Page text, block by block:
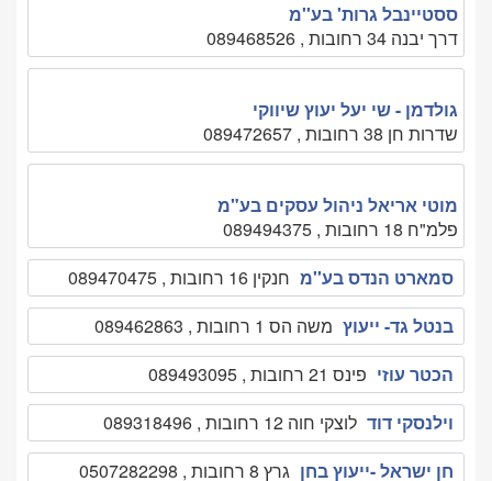
ססטיינבל גרות' בע''מ
דרך יבנה 34 רחובות , 089468526
גולדמן - שי יעל יעוץ שיווקי
שדרות חן 38 רחובות , 089472657
מוטי אריאל ניהול עסקים בע"מ
פלמ"ח 18 רחובות , 089494375
סמארט הנדס בע''מ חנקין 16 רחובות , 089470475
בנטל גד- ייעוץ משה הס 1 רחובות , 089462863
הכטר עוזי פינס 21 רחובות , 089493095
וילנסקי דוד לוצקי חוה 12 רחובות , 089318496
חן ישראל -ייעוץ בחן גרץ 8 רחובות , 0507282298